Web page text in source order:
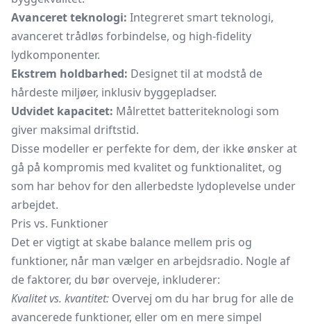
Avanceret teknologi: Integreret smart teknologi,
avanceret trådløs forbindelse, og high-fidelity
lydkomponenter.
Ekstrem holdbarhed: Designet til at modstå de
hårdeste miljøer, inklusiv byggepladser.
Udvidet kapacitet: Målrettet batteriteknologi som
giver maksimal driftstid.
Disse modeller er perfekte for dem, der ikke ønsker at
gå på kompromis med kvalitet og funktionalitet, og
som har behov for den allerbedste lydoplevelse under
arbejdet.
Pris vs. Funktioner
Det er vigtigt at skabe balance mellem pris og
funktioner, når man vælger en arbejdsradio. Nogle af
de faktorer, du bør overveje, inkluderer:
Kvalitet vs. kvantitet: Overvej om du har brug for alle de
avancerede funktioner, eller om en mere simpel